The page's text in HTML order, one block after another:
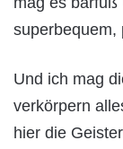
superbequem,
Und ich mag
verkörpern
hier die